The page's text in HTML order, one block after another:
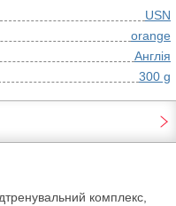
USN
orange
Англія
300 g
комплекс,